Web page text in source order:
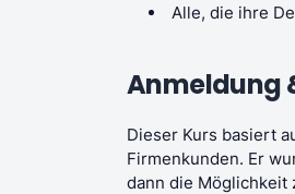
Alle, die ihre
Anmeldung
Dieser Kurs basiert
Firmenkunden. Er
dann die Möglichkeit